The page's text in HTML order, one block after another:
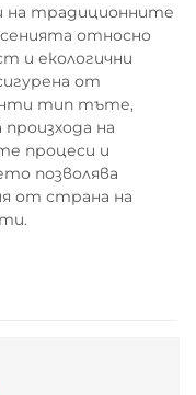
на традиционните
относно
и екологични
от
тип тъте,
на
процеси и
позволява
от страна на